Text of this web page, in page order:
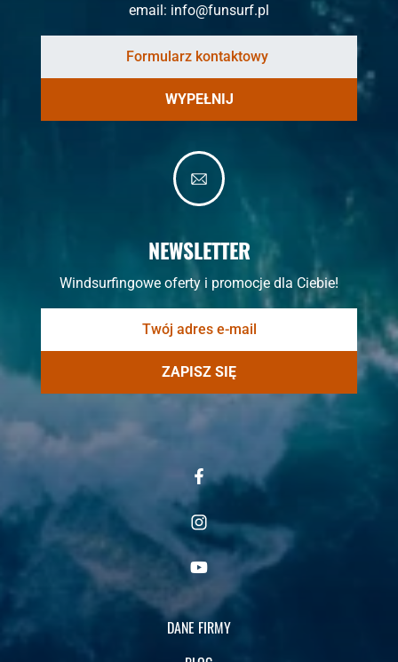
email: info@funsurf.pl
WYPEŁNIJ
NEWSLETTER
Windsurfingowe oferty i promocje dla Ciebie!
ZAPISZ SIĘ
DANE FIRMY